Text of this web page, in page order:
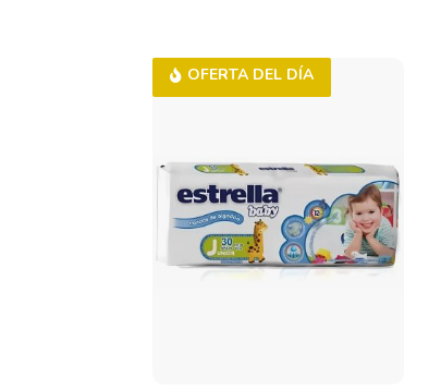
OFERTA DEL DÍA